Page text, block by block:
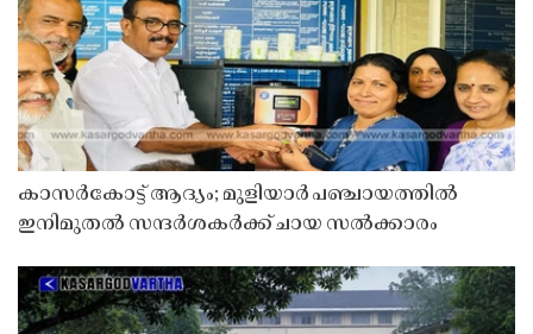
കാസർകോട്ട് ആദ്യം; മുളിയാർ പഞ്ചായത്തിൽ
ഇനിമുതൽ സന്ദർശകർക്ക് ചായ സൽക്കാരം